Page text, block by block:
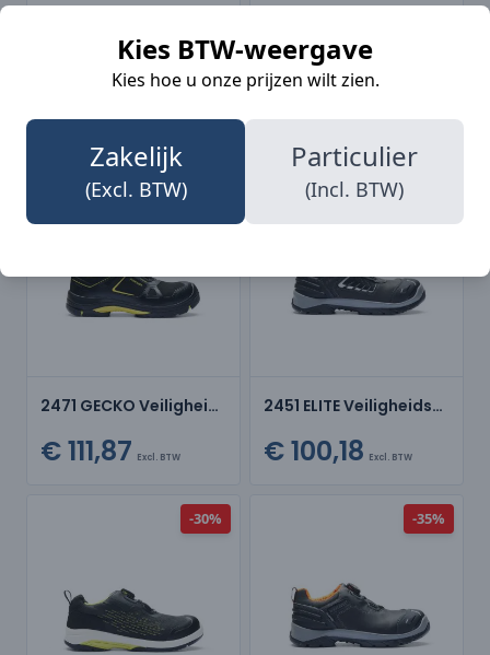
Kies BTW-weergave
Kies hoe u onze prijzen wilt zien.
Zakelijk
(Excl. BTW)
Particulier
(Incl. BTW)
2452 ELITE Hoge veiligheidsschoen
€ 96,96 € 97,47
2471 GECKO Veiligheidsschoen
€ 111,87 Excl. BTW
2451 ELITE Veiligheidsschoen
€ 100,18 Excl. BTW
-30% -35%